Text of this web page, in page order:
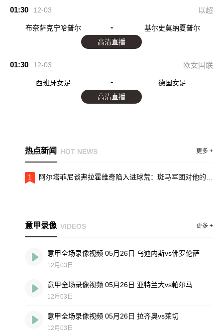
01:30 12-03 以超
布奈萨克宁哈普尔 -
基尔史莫纳夏普尔
高清直播
01:30 12-03 欧女国联
西班牙女足 -
德国女足
高清直播
热点新闻 HOT NEWS 更多 +
1 阿尔塔菲尼谈弗拉霍维奇陷入进球荒：斑马军团对他的支持不够
意甲录像 VIDEOS 更多 +
意甲全场录像视频 05月26日 乌迪内斯vs佛罗伦萨
12月03日
意甲全场录像视频 05月26日 亚特兰大vs帕尔马
12月03日
意甲全场录像视频 05月26日 拉齐奥vs莱切
12月03日